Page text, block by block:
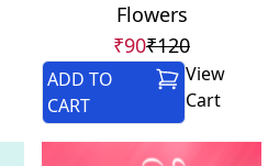
Flowers
₹90₹120
ADD TO
CART
View
Cart